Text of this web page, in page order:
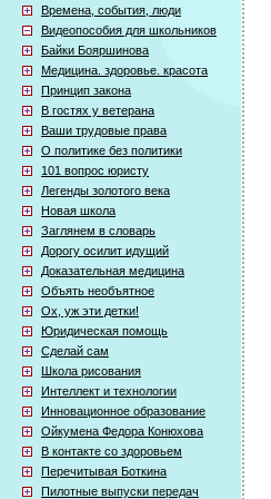
Времена, события, люди
Видеопособия для школьников
Байки Бояршинова
Медицина. здоровье. красота
Принцип закона
В гостях у ветерана
Ваши трудовые права
О политике без политики
101 вопрос юристу
Легенды золотого века
Новая школа
Заглянем в словарь
Дорогу осилит идущий
Доказательная медицина
Объять необъятное
Ох, уж эти детки!
Юридическая помощь
Сделай сам
Школа рисования
Интеллект и технологии
Инновационное образование
Ойкумена Федора Конюхова
В контакте со здоровьем
Перечитывая Боткина
Пилотные выпуски передач